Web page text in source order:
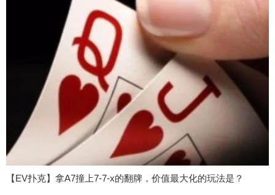
【EV扑克】拿A7撞上7-7-x的翻牌，价值最大化的玩法是？